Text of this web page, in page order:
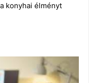
konyhai élményt